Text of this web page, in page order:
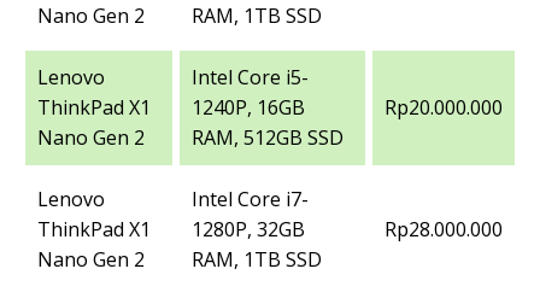
Nano Gen 2
RAM, 1TB SSD
Lenovo
ThinkPad X1
Nano Gen 2
Intel Core i5-
1240P, 16GB
RAM, 512GB SSD
Rp20.000.000
Lenovo
ThinkPad X1
Nano Gen 2
Intel Core i7-
1280P, 32GB
RAM, 1TB SSD
Rp28.000.000